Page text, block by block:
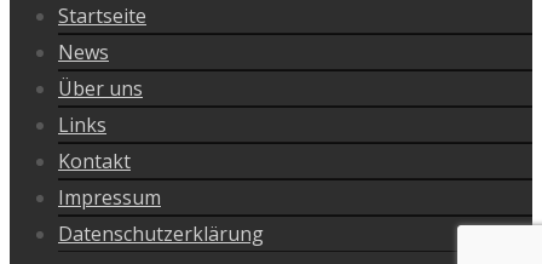
Startseite
News
Über uns
Links
Kontakt
Impressum
Datenschutzerklärung